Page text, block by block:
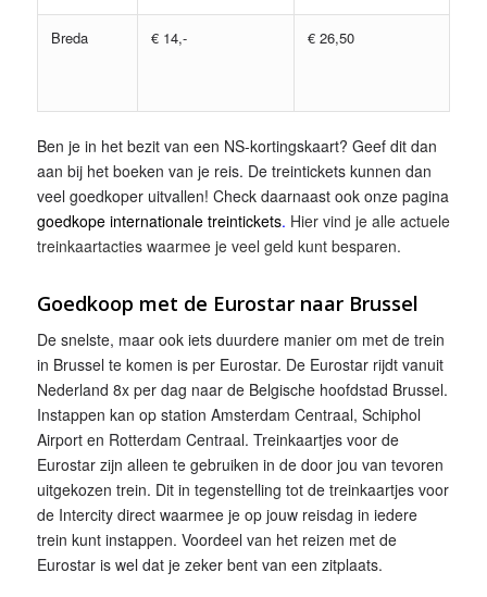
Breda € 14,- € 26,50
Ben je in het bezit van een NS-kortingskaart? Geef dit dan
aan bij het boeken van je reis. De treintickets kunnen dan
veel goedkoper uitvallen! Check daarnaast ook onze pagina
goedkope internationale treintickets. Hier vind je alle actuele
treinkaartacties waarmee je veel geld kunt besparen.
Goedkoop met de Eurostar naar Brussel
De snelste, maar ook iets duurdere manier om met de trein
in Brussel te komen is per Eurostar. De Eurostar rijdt vanuit
Nederland 8x per dag naar de Belgische hoofdstad Brussel.
Instappen kan op station Amsterdam Centraal, Schiphol
Airport en Rotterdam Centraal. Treinkaartjes voor de
Eurostar zijn alleen te gebruiken in de door jou van tevoren
uitgekozen trein. Dit in tegenstelling tot de treinkaartjes voor
de Intercity direct waarmee je op jouw reisdag in iedere
trein kunt instappen. Voordeel van het reizen met de
Eurostar is wel dat je zeker bent van een zitplaats.